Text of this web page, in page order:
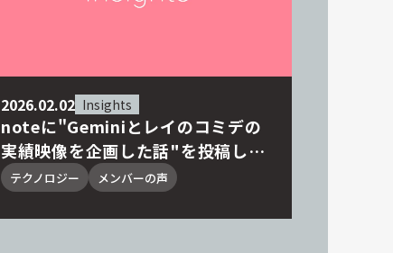
2026.02.02 Insights
noteに"Geminiとレイのコミデの
実績映像を企画した話"を投稿しま
した
テクノロジー メンバーの声